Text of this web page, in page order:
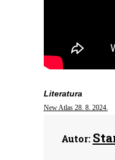
Literatura
New Atlas 28. 8. 2024.
Autor: